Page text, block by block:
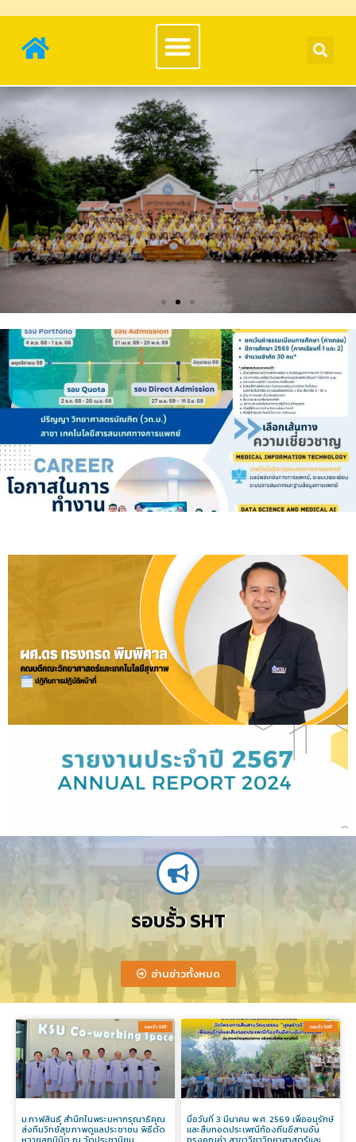
รอบรั้ว SHT
อ่านข่าวทั้งหมด
รอบรั้ว SHT​
ม.กาฬสินธุ์ สำนึกในพระมหากรุณาธิคุณ
ส่งทีมวิทย์สุขภาพดูแลประชาชน พิธีตัด
รอบรั้ว SHT​
มื่อวันที่ 3 มีนาคม พ.ศ. 2569 เพื่ออนุรักษ์
และสืบทอดประเพณีท้องถิ่นอีสานอัน